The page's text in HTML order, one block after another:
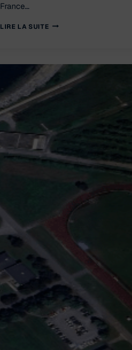
France…
LIRE LA SUITE REVUE